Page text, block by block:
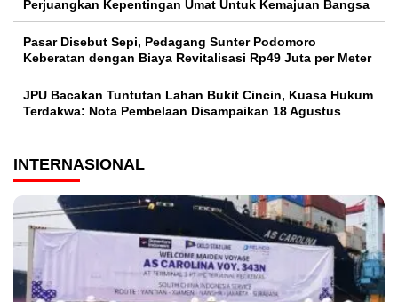
Perjuangkan Kepentingan Umat Untuk Kemajuan Bangsa
Pasar Disebut Sepi, Pedagang Sunter Podomoro
Keberatan dengan Biaya Revitalisasi Rp49 Juta per Meter
JPU Bacakan Tuntutan Lahan Bukit Cincin, Kuasa Hukum
Terdakwa: Nota Pembelaan Disampaikan 18 Agustus
INTERNASIONAL